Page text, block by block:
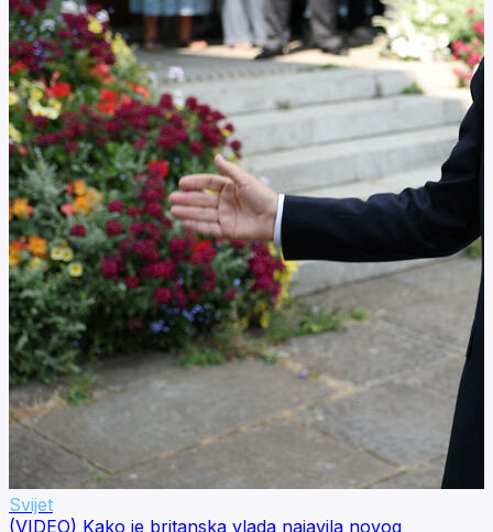
Svijet
(VIDEO) Kako je britanska vlada najavila novog